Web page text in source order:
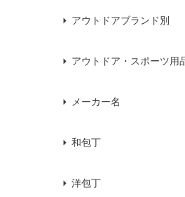
アウトドアブランド別
アウトドア・スポーツ用
メーカー名
和包丁
洋包丁